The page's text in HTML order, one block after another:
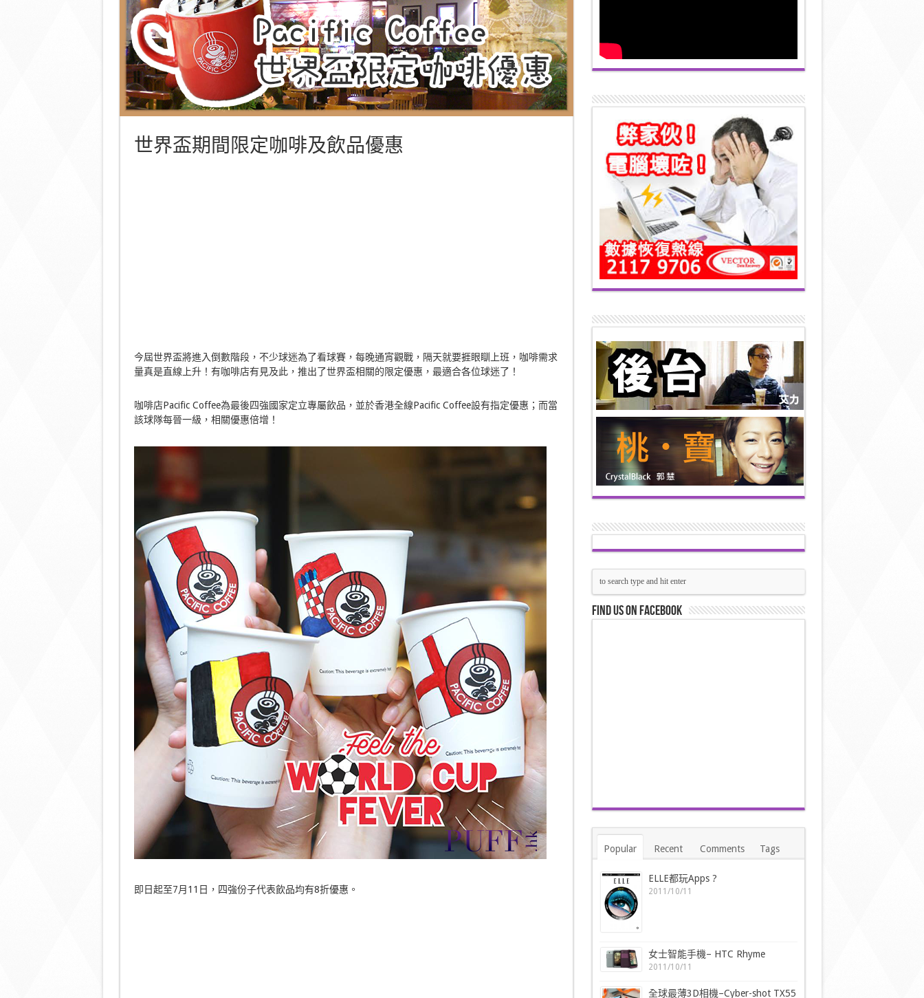
世界盃期間限定咖啡及飲品優惠
今屆世界盃將進入倒數階段，不少球迷為了看球賽，每晚通宵觀戰，隔天就要捱眼瞓上班，咖啡需求
量真是直線上升！有咖啡店有見及此，推出了世界盃相關的限定優惠，最適合各位球迷了！
咖啡店Pacific Coffee為最後四強國家定立專屬飲品，並於香港全線Pacific Coffee設有指定優惠；而當
該球隊每晉一級，相關優惠倍增！
即日起至7月11日，四強份子代表飲品均有8折優惠。
Find us on Facebook
Popular Recent Comments Tags
ELLE都玩Apps ?
2011/10/11
女士智能手機– HTC Rhyme
2011/10/11
全球最薄3D相機–Cyber-shot TX55